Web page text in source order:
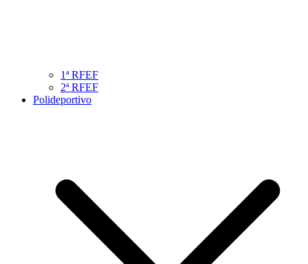
1ª RFEF
2ª RFEF
Polideportivo